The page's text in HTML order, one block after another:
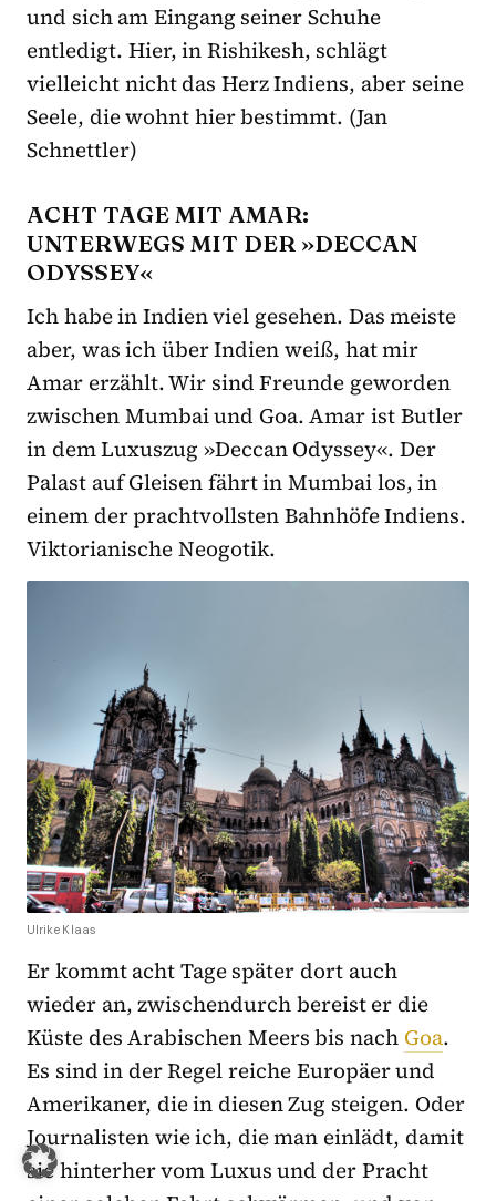
und sich am Eingang seiner Schuhe
entledigt. Hier, in Rishikesh, schlägt
vielleicht nicht das Herz Indiens, aber seine
Seele, die wohnt hier bestimmt. (Jan
Schnettler)
ACHT TAGE MIT AMAR:
UNTERWEGS MIT DER »DECCAN
ODYSSEY«
Ich habe in Indien viel gesehen. Das meiste
aber, was ich über Indien weiß, hat mir
Amar erzählt. Wir sind Freunde geworden
zwischen Mumbai und Goa. Amar ist Butler
in dem Luxuszug »Deccan Odyssey«. Der
Palast auf Gleisen fährt in Mumbai los, in
einem der prachtvollsten Bahnhöfe Indiens.
Viktorianische Neogotik.
Ulrike Klaas
Er kommt acht Tage später dort auch
wieder an, zwischendurch bereist er die
Küste des Arabischen Meers bis nach Goa.
Es sind in der Regel reiche Europäer und
Amerikaner, die in diesen Zug steigen. Oder
Journalisten wie ich, die man einlädt, damit
sie hinterher vom Luxus und der Pracht